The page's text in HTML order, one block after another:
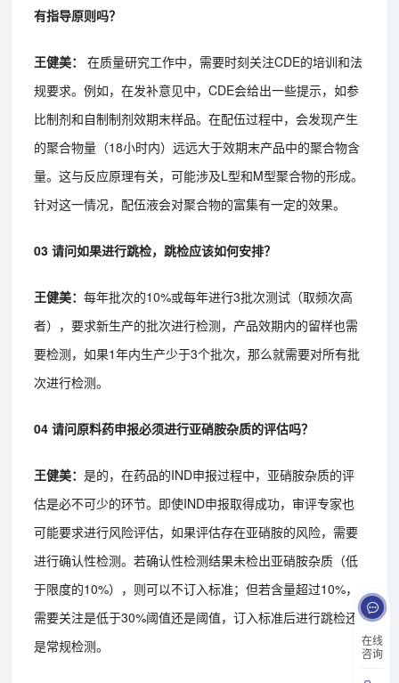
在线
咨询
有指导原则吗？
王健美：
在质量研究工作中，需要时刻关注CDE的培训和法
规要求。例如，在发补意见中，CDE会给出一些提示，如参
比制剂和自制制剂效期末样品。在配伍过程中，会发现产生
的聚合物量（18小时内）远远大于效期末产品中的聚合物含
量。这与反应原理有关，可能涉及L型和M型聚合物的形成。
针对这一情况，配伍液会对聚合物的富集有一定的效果。
03 请问如果进行跳检，跳检应该如何安排？
王健美：每年批次的10%或每年进行3批次测试（取频次高
者），要求新生产的批次进行检测，产品效期内的留样也需
要检测，如果1年内生产少于3个批次，那么就需要对所有批
次进行检测。
04 请问原料药申报必须进行亚硝胺杂质的评估吗？
王健美：是的，在药品的IND申报过程中，亚硝胺杂质的评
估是必不可少的环节。即使IND申报取得成功，审评专家也
可能要求进行风险评估，如果评估存在亚硝胺的风险，需要
进行确认性检测。若确认性检测结果未检出亚硝胺杂质（低
于限度的10%），则可以不订入标准；但若含量超过10%，
需要关注是低于30%阈值还是阈值，订入标准后进行跳检还
是常规检测。